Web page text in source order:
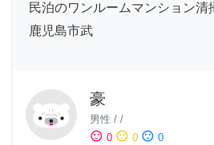
民泊のワンルームマンション清
鹿児島市武
豪
男性 / /
sentiment_satisfied 0 sentiment_neutral 0 sentiment_dissatisfied 0